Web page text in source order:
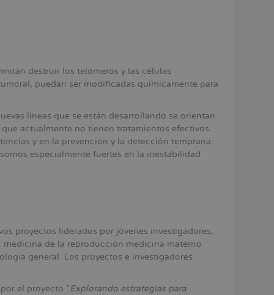
destruir los telómeros y las células
puedan ser modificadas químicamente para
líneas que se están desarrollando se orientan
actualmente no tienen tratamientos efectivos.
y en la prevención y la detección temprana.
especialmente fuertes en la inestabilidad
proyectos liderados por jóvenes investigadores,
de la reproducción medicina materno
general. Los proyectos e investigadores
por el proyecto “Explorando estrategias para